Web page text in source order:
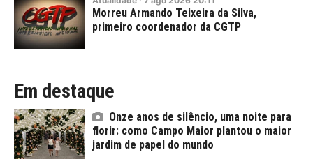
Morreu Armando Teixeira da Silva,
primeiro coordenador da CGTP
Em destaque
Onze anos de silêncio, uma noite para
florir: como Campo Maior plantou o maior
jardim de papel do mundo